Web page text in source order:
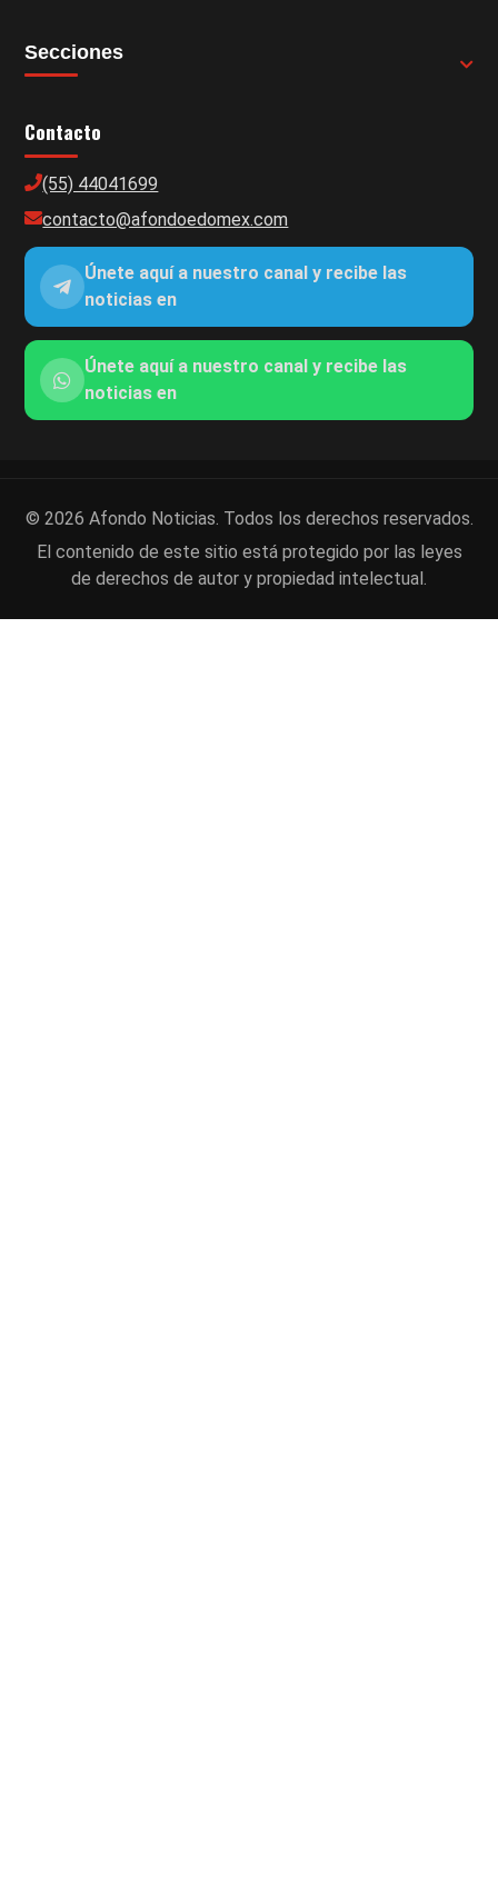
Secciones
Contacto
(55) 44041699
contacto@afondoedomex.com
Únete aquí a nuestro canal y recibe las
noticias en
Únete aquí a nuestro canal y recibe las
noticias en
© 2026 Afondo Noticias. Todos los derechos reservados.
El contenido de este sitio está protegido por las leyes
de derechos de autor y propiedad intelectual.